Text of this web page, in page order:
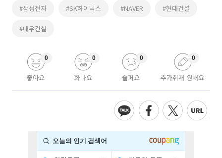
#삼성전자 #SK하이닉스 #NAVER #현대건설
#대우건설
좋아요
0
화나요
0
슬퍼요
0
추가취재 원해요
0